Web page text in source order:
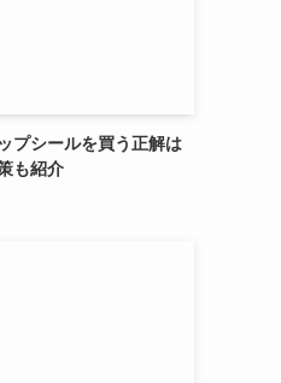
プシールを買う正解は
も紹介